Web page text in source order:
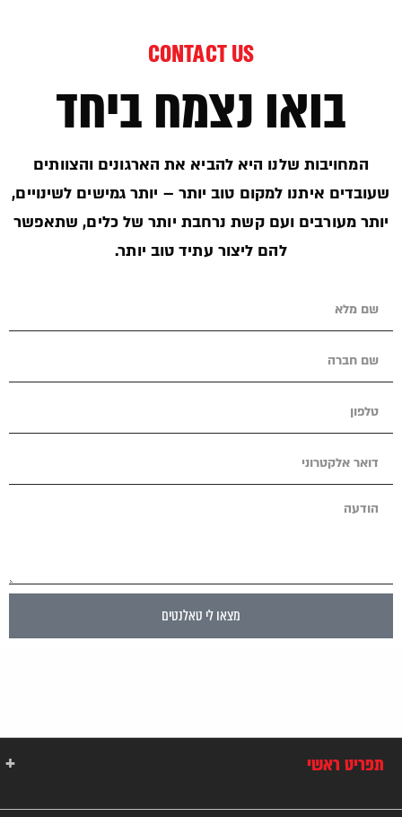
CONTACT US
בואו נצמח ביחד
המחויבות שלנו היא להביא את הארגונים והצוותים
שעובדים איתנו למקום טוב יותר – יותר גמישים לשינויים,
יותר מעורבים ועם קשת נרחבת יותר של כלים, שתאפשר
להם ליצור עתיד טוב יותר.
מצאו לי טאלנטים
תפריט ראשי